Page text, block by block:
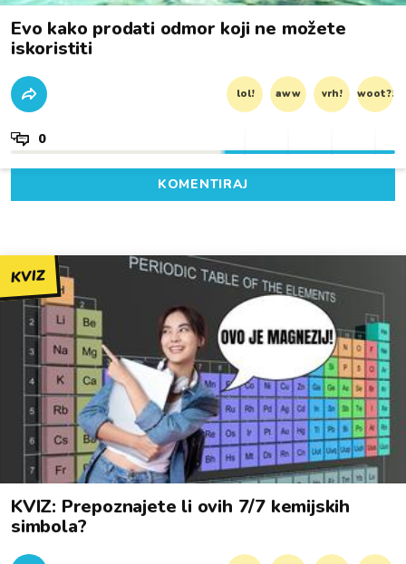
Evo kako prodati odmor koji ne možete
iskoristiti
lol! aww vrh! woot?!
0
KOMENTIRAJ
KVIZ
KVIZ: Prepoznajete li ovih 7/7 kemijskih
simbola?